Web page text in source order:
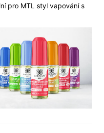
pro MTL styl vapování s